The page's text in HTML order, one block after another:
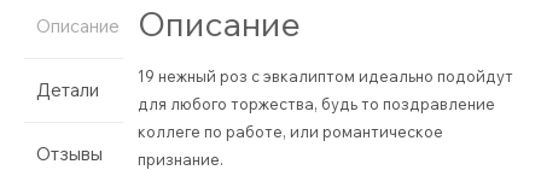
Описание
Детали
Отзывы
Описание
19 нежный роз с эвкалиптом идеально подойдут
для любого торжества, будь то поздравление
коллеге по работе, или романтическое
признание.